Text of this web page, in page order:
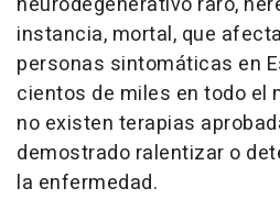
instancia, mortal, que
personas sintomáticas en
cientos de miles en todo el
no existen terapias
demostrado ralentizar o
la enfermedad.